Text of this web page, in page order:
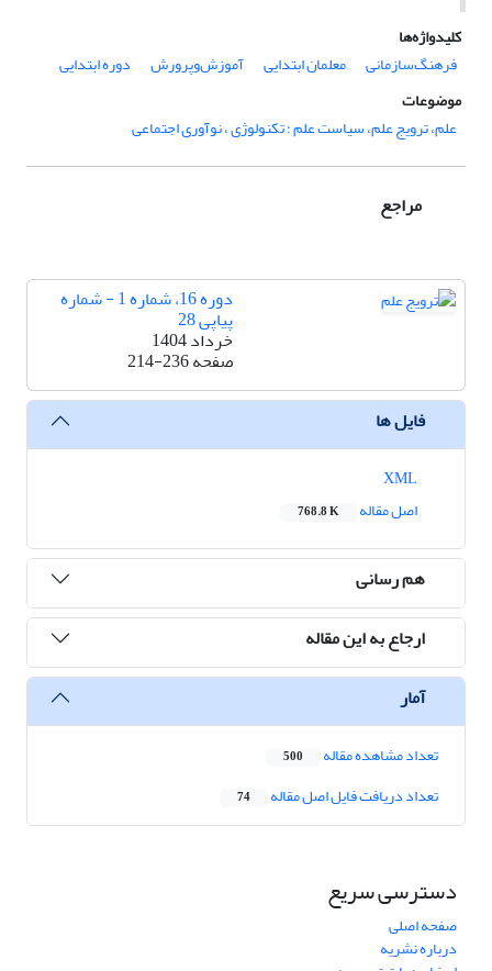
کلیدواژه‌ها
فرهنگ‌سازمانی
معلمان ابتدایی آموزش‌وپرورش
دوره ابتدایی
موضوعات
علم، ترویج علم، سیاست علم ؛ تکنولوژی ، نوآوری اجتماعی
مراجع
دوره 16، شماره 1 - شماره
پیاپی 28
خرداد 1404
صفحه214-236
فایل ها
اصل مقاله
768.8 K
هم رسانی
ارجاع به این مقاله
آمار
تعداد مشاهده مقاله 500
تعداد دریافت فایل اصل مقاله 74
دسترسی سریع
صفحه اصلی
درباره نشریه